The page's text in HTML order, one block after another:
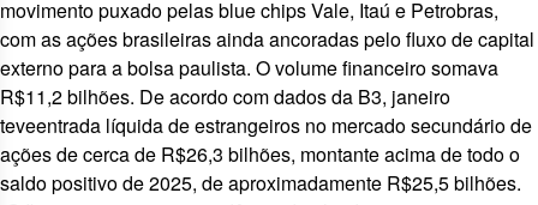
movimento puxado pelas blue chips Vale, Itaú e Petrobras,
com as ações brasileiras ainda ancoradas pelo fluxo de capital
externo para a bolsa paulista. O volume financeiro somava
R$11,2 bilhões. De acordo com dados da B3, janeiro
teveentrada líquida de estrangeiros no mercado secundário de
ações de cerca de R$26,3 bilhões, montante acima de todo o
saldo positivo de 2025, de aproximadamente R$25,5 bilhões.